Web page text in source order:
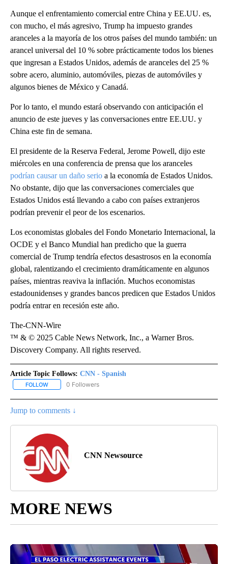
Aunque el enfrentamiento comercial entre China y EE.UU. es,
con mucho, el más agresivo, Trump ha impuesto grandes
aranceles a la mayoría de los otros países del mundo también: un
arancel universal del 10 % sobre prácticamente todos los bienes
que ingresan a Estados Unidos, además de aranceles del 25 %
sobre acero, aluminio, automóviles, piezas de automóviles y
algunos bienes de México y Canadá.
Por lo tanto, el mundo estará observando con anticipación el
anuncio de este jueves y las conversaciones entre EE.UU. y
China este fin de semana.
El presidente de la Reserva Federal, Jerome Powell, dijo este
miércoles en una conferencia de prensa que los aranceles
podrían causar un daño serio a la economía de Estados Unidos.
No obstante, dijo que las conversaciones comerciales que
Estados Unidos está llevando a cabo con países extranjeros
podrían prevenir el peor de los escenarios.
Los economistas globales del Fondo Monetario Internacional, la
OCDE y el Banco Mundial han predicho que la guerra
comercial de Trump tendría efectos desastrosos en la economía
global, ralentizando el crecimiento dramáticamente en algunos
países, mientras reaviva la inflación. Muchos economistas
estadounidenses y grandes bancos predicen que Estados Unidos
podría entrar en recesión este año.
The-CNN-Wire
™ & © 2025 Cable News Network, Inc., a Warner Bros.
Discovery Company. All rights reserved.
Article Topic Follows: CNN - Spanish
FOLLOW FOLLOW "CNN - SPANISH" TO RECEIVE NOTIFICATIONS ABOUT
0 Followers
Jump to comments ↓
CNN Newsource
MORE NEWS